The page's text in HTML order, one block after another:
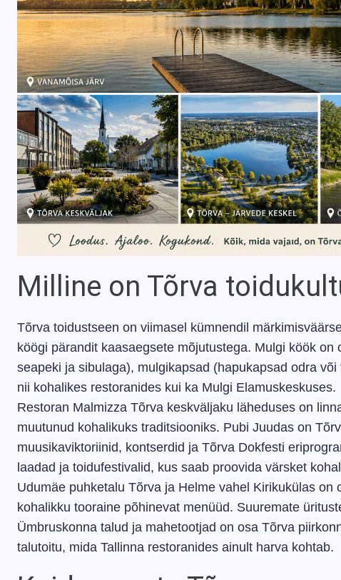
Milline on Tõrva
Tõrva toidustseen on viimasel kümnendil
köögi pärandit kaasaegsete mõjutustega. Mulgi köök
seapeki ja sibulaga), mulgikapsad (hapukapsad odra
nii kohalikes restoranides kui ka Mulgi Elamuskeskuses.
Restoran Malmizza Tõrva keskväljaku läheduses on
muutunud kohalikuks traditsiooniks. Pubi Juudas on
muusikaviktoriinid, kontserdid ja Tõrva Dokfesti
laadad ja toidufestivalid, kus saab proovida värsket
Udumäe puhketalu Tõrva ja Helme vahel Kirikukülas
kohalikku tooraine põhinevat menüüd. Suuremate
Ümbruskonna talud ja mahetootjad on osa Tõrva
talutoitu, mida Tallinna restoranides ainult harva kohtab.